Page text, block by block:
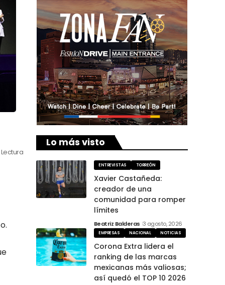
Lectura
Lo más visto
ENTREVISTAS TORREÓN
Xavier Castañeda:
creador de una
comunidad para romper
límites
Beatriz Balderas 3 agosto, 2026
EMPRESAS NACIONAL NOTICIAS
Corona Extra lidera el
ranking de las marcas
mexicanas más valiosas;
así quedó el TOP 10 2026